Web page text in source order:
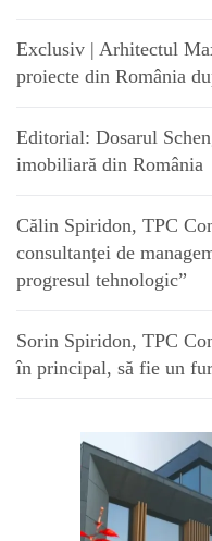
Exclusiv | Arhitectul
proiecte din România
Editorial: Dosarul
imobiliară din România
Călin Spiridon, TPC
consultanței de
progresul tehnologic”
Sorin Spiridon, TPC
în principal, să fie un